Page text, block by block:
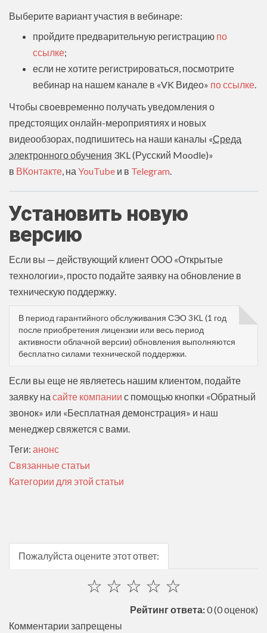
Выберите вариант участия в вебинаре:
пройдите предварительную регистрацию по
ссылке;
если не хотите регистрироваться, посмотрите
вебинар на нашем канале в «VK Видео» по ссылке
Чтобы своевременно получать уведомления о
предстоящих онлайн-мероприятиях и новых
видеообзорах, подпишитесь на наши каналы «Среда
электронного обучения 3KL (Русский Moodle)»
в ВКонтакте , на YouTube и в Telegram
Установить новую
версию
Если вы — действующий клиент ООО «Открытые
технологии», просто подайте заявку на обновление в
техническую поддержку.
В период гарантийного обслуживания СЭО 3KL (1 год
после приобретения лицензии или весь период
активности облачной версии) обновления выполняются
бесплатно силами технической поддержки.
Если вы еще не являетесь нашим клиентом, подайте
заявку на сайте компании с помощью кнопки «Обратный
звонок» или «Бесплатная демонстрация» и наш
менеджер свяжется с вами.
Теги: анонс
Связанные статьи
Категории для этой статьи
Пожалуйста оцените этот ответ:
☆
☆
☆
☆
☆
Рейтинг ответа:0(0 оценок)
Комментарии запрещены